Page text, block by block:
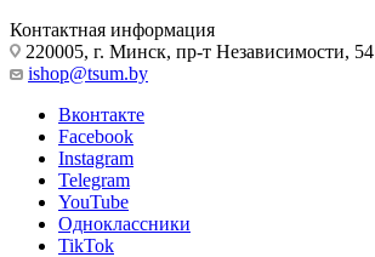
Контактная информация
220005, г. Минск, пр-т Независимости, 54
ishop@tsum.by
Вконтакте
Facebook
Instagram
Telegram
YouTube
Одноклассники
TikTok